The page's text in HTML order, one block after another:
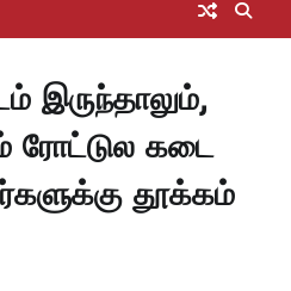
ரோட்டுல கடை
தூக்கம்